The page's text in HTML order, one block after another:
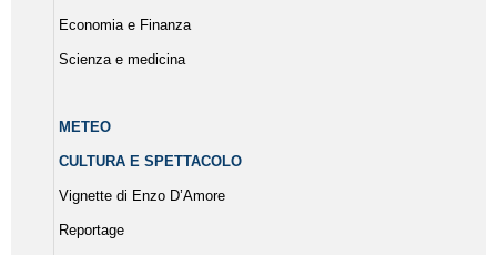
Economia e Finanza
Scienza e medicina
METEO
CULTURA E SPETTACOLO
Vignette di Enzo D’Amore
Reportage